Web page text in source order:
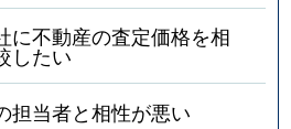
に不動産の査定価格を相
したい
担当者と相性が悪い